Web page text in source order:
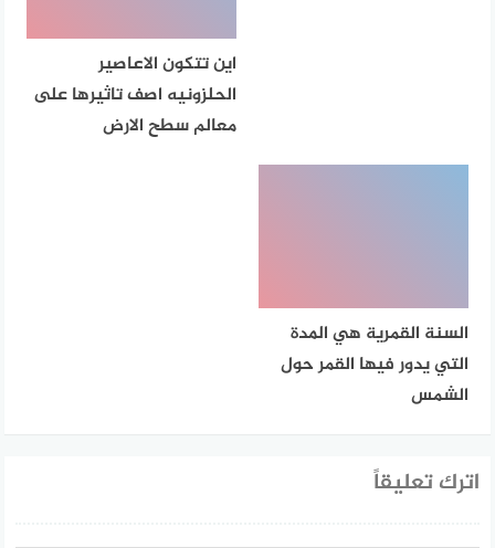
اين تتكون الاعاصير
الحلزونيه اصف تاثيرها على
معالم سطح الارض
السنة القمرية هي المدة
التي يدور فيها القمر حول
الشمس
اترك تعليقاً